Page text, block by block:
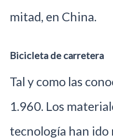
mitad, en China.
Bicicleta de carretera
Tal y como las
1.960. Los
tecnología han ido